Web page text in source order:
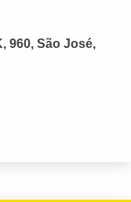
960, São José,